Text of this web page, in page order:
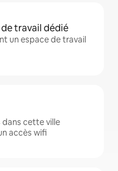
travail dédié
un espace de travail
dans cette ville
accès wifi